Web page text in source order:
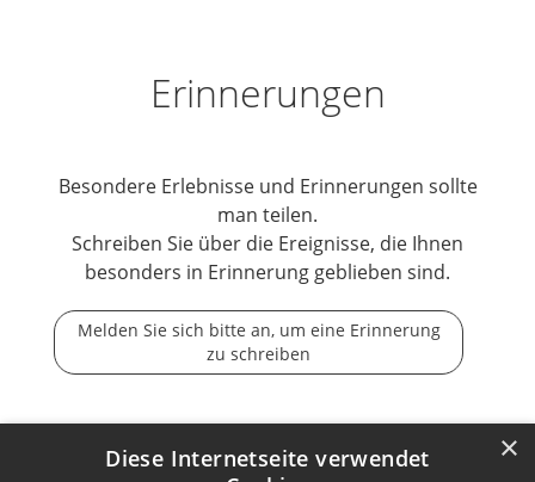
Erinnerungen
Besondere Erlebnisse und Erinnerungen sollte
man teilen.
Schreiben Sie über die Ereignisse, die Ihnen
besonders in Erinnerung geblieben sind.
Melden Sie sich bitte an, um eine Erinnerung
zu schreiben
×
Diese Internetseite verwendet